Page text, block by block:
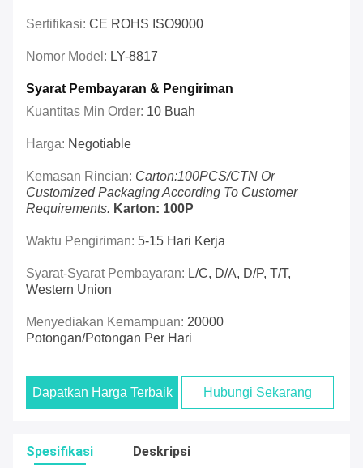
Sertifikasi: CE ROHS ISO9000
Nomor Model: LY-8817
Syarat Pembayaran & Pengiriman
Kuantitas Min Order: 10 Buah
Harga: Negotiable
Kemasan Rincian: Carton:100PCS/CTN Or
Customized Packaging According To Customer
Requirements. Karton: 100P
Waktu Pengiriman: 5-15 Hari Kerja
Syarat-Syarat Pembayaran: L/C, D/A, D/P, T/T,
Western Union
Menyediakan Kemampuan: 20000
Potongan/potongan Per Hari
Dapatkan Harga Terbaik Hubungi Sekarang
Spesifikasi Deskripsi